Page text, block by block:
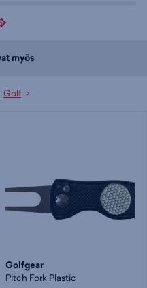
myös
Golf
Golfgear
Pitch Fork Plastic